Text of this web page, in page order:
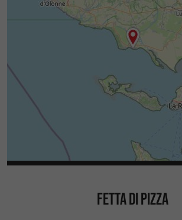
FETTA DI PIZZA